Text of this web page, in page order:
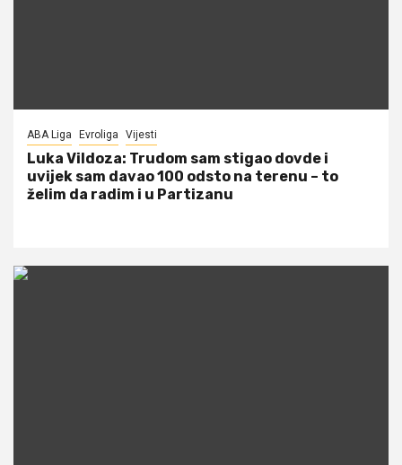
ABA Liga Evroliga Vijesti
Luka Vildoza: Trudom sam stigao dovde i
uvijek sam davao 100 odsto na terenu – to
želim da radim i u Partizanu